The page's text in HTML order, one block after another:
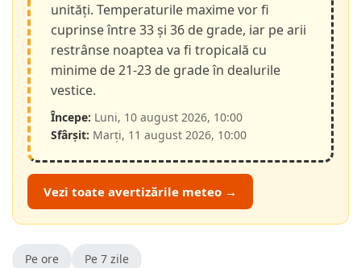
unități. Temperaturile maxime vor fi
cuprinse între 33 și 36 de grade, iar pe arii
restrânse noaptea va fi tropicală cu
minime de 21-23 de grade în dealurile
vestice.
Începe: Luni, 10 august 2026, 10:00
Sfârșit: Marți, 11 august 2026, 10:00
Vezi toate avertizările meteo →
Pe ore Pe 7 zile